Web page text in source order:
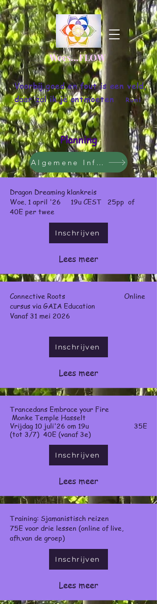
Wees...FLOW
Voorbij goed en fout is een veld,
daar zal ik je ontmoeten ️
Rumi
Planning
Algemene Informatie
Dragon Dreaming klankreis
Woe. 1 april '26 19u CEST 25pp of
40E per twee
Inschrijven
Lees meer
Connective Roots Online
cursus via GAIA Education
Vanaf 31 mei 2026
Inschrijven
Lees meer
Trancedans Embrace your Fire
Monke Temple Hasselt
Vrijdag 10 juli'26 om 19u 35E
(tot 3/7) 40E (vanaf 3e)
Inschrijven
Lees meer
Training: Sjamanistisch reizen
75E voor drie lessen (online of live,
afh.van de groep)
Inschrijven
Lees meer